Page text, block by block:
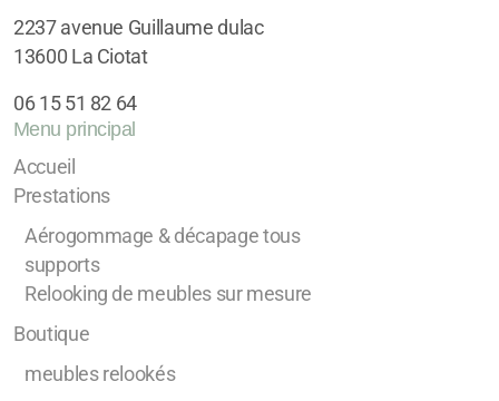
2237 avenue Guillaume dulac
13600 La Ciotat
06 15 51 82 64
Menu principal
Accueil
Prestations
Aérogommage & décapage tous
supports
Relooking de meubles sur mesure
Boutique
meubles relookés